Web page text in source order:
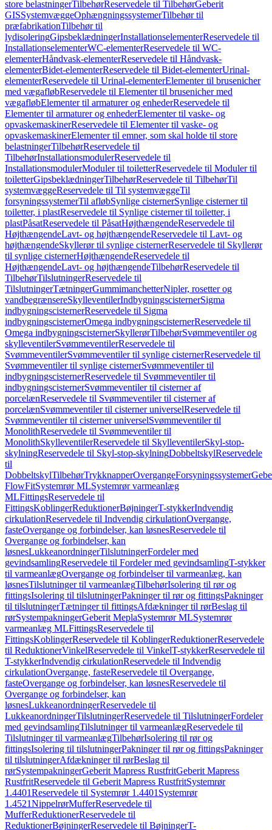
store belastningerTilbehørReservedele til TilbehørGeberit
GISSystemvæggeOphængningssystemerTilbehør til
præfabrikationTilbehør til
lydisoleringGipsbeklædningerInstallationselementerReservedele til
InstallationselementerWC-elementerReservedele til WC-
elementerHåndvask-elementerReservedele til Håndvask-
elementerBidet-elementerReservedele til Bidet-elementerUrinal-
elementerReservedele til Urinal-elementerElementer til brusenicher
med vægafløbReservedele til Elementer til brusenicher med
vægafløbElementer til armaturer og enhederReservedele til
Elementer til armaturer og enhederElementer til vaske- og
opvaskemaskinerReservedele til Elementer til vaske- og
opvaskemaskinerElementer til emner, som skal holde til store
belastningerTilbehørReservedele til
TilbehørInstallationsmodulerReservedele til
InstallationsmodulerModuler til toiletterReservedele til Moduler til
toiletterGipsbeklædningerTilbehørReservedele til TilbehørTil
systemvæggeReservedele til Til systemvæggeTil
forsyningssystemerTil afløbSynlige cisternerSynlige cisterner til
toiletter, i plastReservedele til Synlige cisterner til toiletter, i
plastPåsatReservedele til PåsatHøjthængendeReservedele til
HøjthængendeLavt- og højthængendeReservedele til Lavt- og
højthængendeSkyllerør til synlige cisternerReservedele til Skyllerør
til synlige cisternerHøjthængendeReservedele til
HøjthængendeLavt- og højthængendeTilbehørReservedele til
TilbehørTilslutningerReservedele til
TilslutningerTætningerGummimanchetterNipler, rosetter og
vandbegrænsereSkylleventilerIndbygningscisternerSigma
indbygningscisternerReservedele til Sigma
indbygningscisternerOmega indbygningscisternerReservedele til
Omega indbygningscisternerSkyllerørTilbehørSvømmeventiler og
skylleventilerSvømmeventilerReservedele til
SvømmeventilerSvømmeventiler til synlige cisternerReservedele til
Svømmeventiler til synlige cisternerSvømmeventiler til
indbygningscisternerReservedele til Svømmeventiler til
indbygningscisternerSvømmeventiler til cisterner af
porcelænReservedele til Svømmeventiler til cisterner af
porcelænSvømmeventiler til cisterner universelReservedele til
Svømmeventiler til cisterner universelSvømmeventiler til
MonolithReservedele til Svømmeventiler til
MonolithSkylleventilerReservedele til SkylleventilerSkyl-stop-
skylningReservedele til Skyl-stop-skylningDobbeltskylReservedele
til
DobbeltskylTilbehørTrykknapperOvergangeForsyningssystemer
FlowFitSystemrør MLSystemrør varmeanlæg
MLFittingsReservedele til
FittingsKoblingerReduktionerBøjningerT-stykkerIndvendig
cirkulationReservedele til Indvendig cirkulationOvergange,
fasteOvergange og forbindelser, kan løsnesReservedele til
Overgange og forbindelser, kan
løsnesLukkeanordningerTilslutningerFordeler med
gevindsamlingReservedele til Fordeler med gevindsamlingT-stykker
til varmeanlægOvergange og forbindelser til varmeanlæg, kan
løsnesTilslutninger til varmeanlægTilbehørIsolering til rør og
fittingsIsolering til tilslutningerPakninger til rør og fittingsPakninger
til tilslutningerTætninger til fittingsAfdækninger til rørBeslag til
rørSystempakningerGeberit MeplaSystemrør MLSystemrør
varmeanlæg MLFittingsReservedele til
FittingsKoblingerReservedele til KoblingerReduktionerReservedele
til ReduktionerVinkelReservedele til VinkelT-stykkerReservedele til
T-stykkerIndvendig cirkulationReservedele til Indvendig
cirkulationOvergange, fasteReservedele til Overgange,
fasteOvergange og forbindelser, kan løsnesReservedele til
Overgange og forbindelser, kan
løsnesLukkeanordningerReservedele til
LukkeanordningerTilslutningerReservedele til TilslutningerFordeler
med gevindsamlingTilslutninger til varmeanlægReservedele til
Tilslutninger til varmeanlægTilbehørIsolering til rør og
fittingsIsolering til tilslutningerPakninger til rør og fittingsPakninger
til tilslutningerAfdækninger til rørBeslag til
rørSystempakningerGeberit Mapress RustfritGeberit Mapress
RustfritReservedele til Geberit Mapress RustfritSystemrør
1.4401Reservedele til Systemrør 1.4401 Systemrør
1.4521NippelrørMufferReservedele til
MufferReduktionerReservedele til
ReduktionerBøjningerReservedele til BøjningerT-